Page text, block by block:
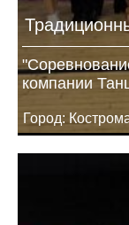
компании
Город: